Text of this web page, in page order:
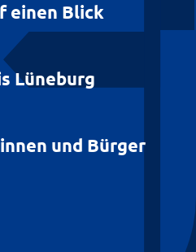
einen Blick
Lüneburg
und Bürger